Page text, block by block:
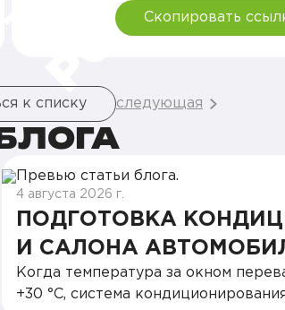
Скопировать
к списку следующая
4 августа 2026 г.
ПОДГОТОВКА
И САЛОНА
ЖАРЕ: ПОШАГОВАЯ
ИНСТРУКЦИЯ
Когда температура за окном
+30 °C, система